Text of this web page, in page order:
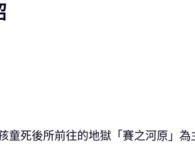
童死後所前往的地獄「賽之河原」為